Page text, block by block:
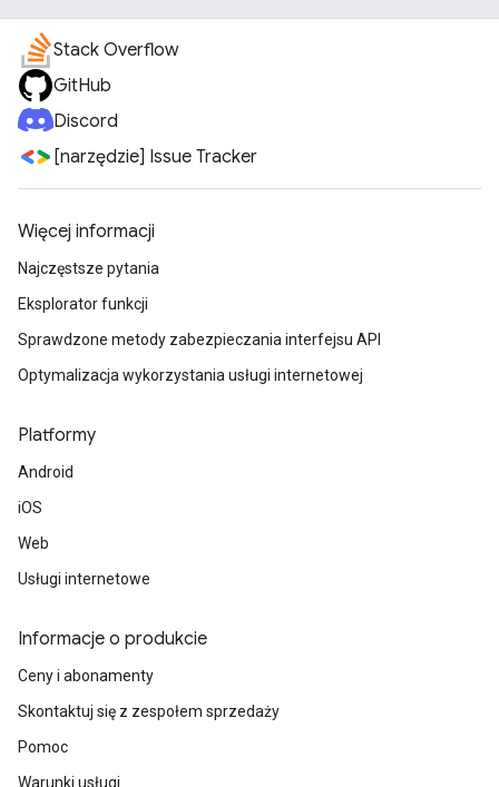
Stack Overflow
GitHub
Discord
[narzędzie] Issue Tracker
Więcej informacji
Najczęstsze pytania
Eksplorator funkcji
Sprawdzone metody zabezpieczania interfejsu API
Optymalizacja wykorzystania usługi internetowej
Platformy
Android
iOS
Web
Usługi internetowe
Informacje o produkcie
Ceny i abonamenty
Skontaktuj się z zespołem sprzedaży
Pomoc
Warunki usługi